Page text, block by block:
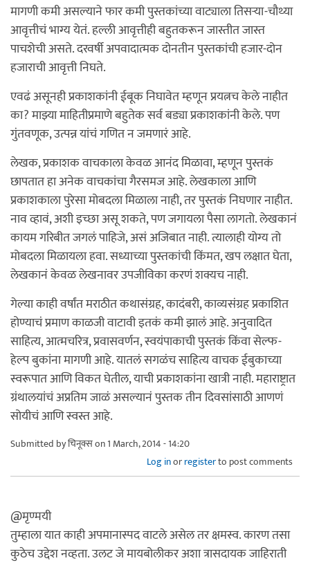
मागणी कमी असल्याने फार कमी पुस्तकांच्या वाट्याला तिसर्‍या-चौथ्या
आवृत्तीचं भाग्य येतं. हल्ली आवृत्तीही बहुतकरून जास्तीत जास्त
पाचशेची असते. दरवर्षी अपवादात्मक दोनतीन पुस्तकांची हजार-दोन
हजाराची आवृत्ती निघते.
एवढं असूनही प्रकाशकांनी ईबूक निघावेत म्हणून प्रयत्नच केले नाहीत
का? माझ्या माहितीप्रमाणे बहुतेक सर्व बड्या प्रकाशकांनी केले. पण
गुंतवणूक, उत्पन्न यांचं गणित न जमणारं आहे.
लेखक, प्रकाशक वाचकाला केवळ आनंद मिळावा, म्हणून पुस्तकं
छापतात हा अनेक वाचकांचा गैरसमज आहे. लेखकाला आणि
प्रकाशकाला पुरेसा मोबदला मिळाला नाही, तर पुस्तकं निघणार नाहीत.
नाव व्हावं, अशी इच्छा असू शकते, पण जगायला पैसा लागतो. लेखकानं
कायम गरिबीत जगलं पाहिजे, असं अजिबात नाही. त्यालाही योग्य तो
मोबदला मिळायला हवा. सध्याच्या पुस्तकांची किंमत, खप लक्षात घेता,
लेखकानं केवळ लेखनावर उपजीविका करणं शक्यच नाही.
गेल्या काही वर्षांत मराठीत कथासंग्रह, कादंबरी, काव्यसंग्रह प्रकाशित
होण्याचं प्रमाण काळजी वाटावी इतकं कमी झालं आहे. अनुवादित
साहित्य, आत्मचरित्र, प्रवासवर्णन, स्वयंपाकाची पुस्तकं किंवा सेल्फ-
हेल्प बुकांना मागणी आहे. यातलं सगळंच साहित्य वाचक ईबुकाच्या
स्वरूपात आणि विकत घेतील, याची प्रकाशकांना खात्री नाही. महाराष्ट्रात
ग्रंथालयांचं अप्रतिम जाळं असल्यानं पुस्तक तीन दिवसांसाठी आणणं
सोयीचं आणि स्वस्त आहे.
Submitted byचिनूक्सon 1 March, 2014 - 14:20
Log inorregisterto post comments
@मृण्मयी
तुम्हाला यात काही अपमानास्पद वाटले असेल तर क्षमस्व. कारण तसा
कुठेच उद्देश नव्हता. उलट जे मायबोलीकर अशा त्रासदायक जाहिराती